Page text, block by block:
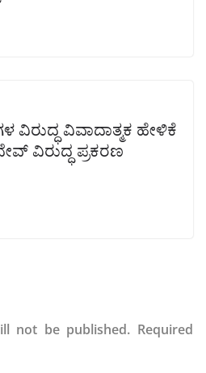
ವಿರುದ್ಧ ವಿವಾದಾತ್ಮಕ ಹೇಳಿಕೆ
ವಿರುದ್ಧ ಪ್ರಕರಣ
not be published. Required